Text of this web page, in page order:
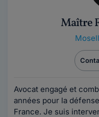
Maître
Avocat engagé et
années pour la
France. Je suis